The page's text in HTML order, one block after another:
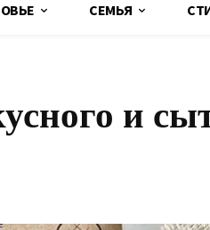
СЕМЬЯ
и